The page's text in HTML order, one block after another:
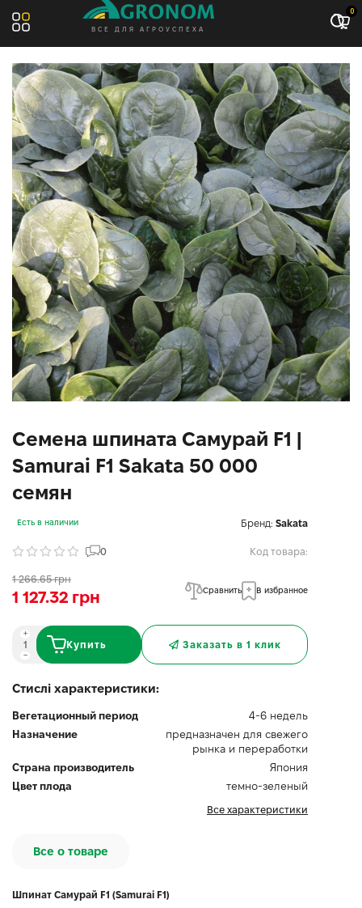
ВСЕ ДЛЯ АГРОУСПЕХА
0
Семена шпината Самурай F1 |
Samurai F1 Sakata 50 000
семян
Есть в наличии Бренд: Sakata
0 Код товара:
1 266.65 грн
1 127.32 грн Сравнить В избранное
Купить Заказать в 1 клик
Стислі характеристики:
Вегетационный период
4-6 недель
Назначение
предназначен для свежего
рынка и переработки
Страна производитель
Япония
Цвет плода
темно-зеленый
Все характеристики
Все о товаре
Шпинат Самурай F1 (Samurai F1)